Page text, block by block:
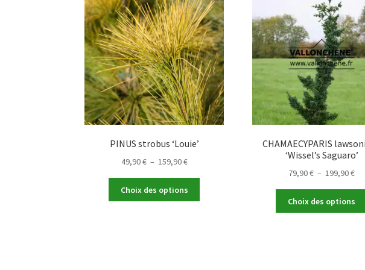
PINUS strobus ‘Louie’
49,90€ – 159,90€Plage
prix :
49,90 €
Choix des options
CHAMAECYPARIS
‘Wissel’s Saguaro’
79,90€ – 199,90€
prix
Choix des options